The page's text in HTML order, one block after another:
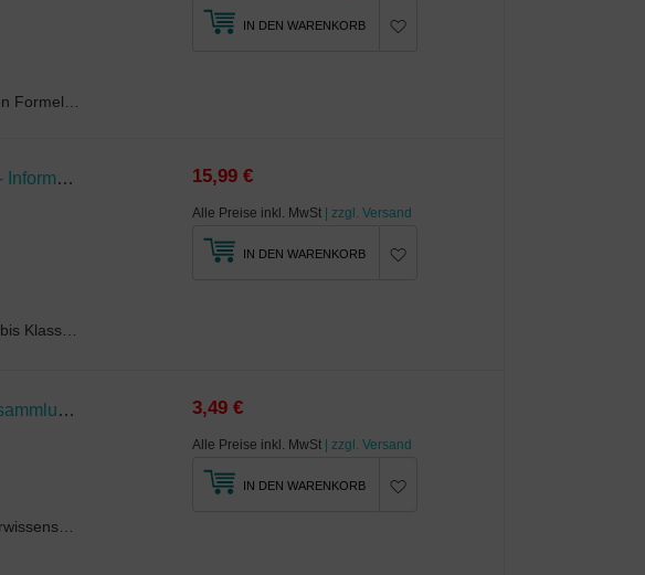
IN DEN WARENKORB
Formelsammlung Bis Klasse 10 - Mathematik - Informatik - Wirtschaft/Technik - Physik - Astronomie - Chemie - Biologie 15,99 €
Alle Preise inkl. MwSt | zzgl. Versand
IN DEN WARENKORB
Mathematisch-Naturwissenschaftliche Formelsammlung - IQB Konform 3,49 €
Alle Preise inkl. MwSt | zzgl. Versand
IN DEN WARENKORB